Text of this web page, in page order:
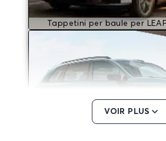
Tappetini per baule per
VOIR PLUS